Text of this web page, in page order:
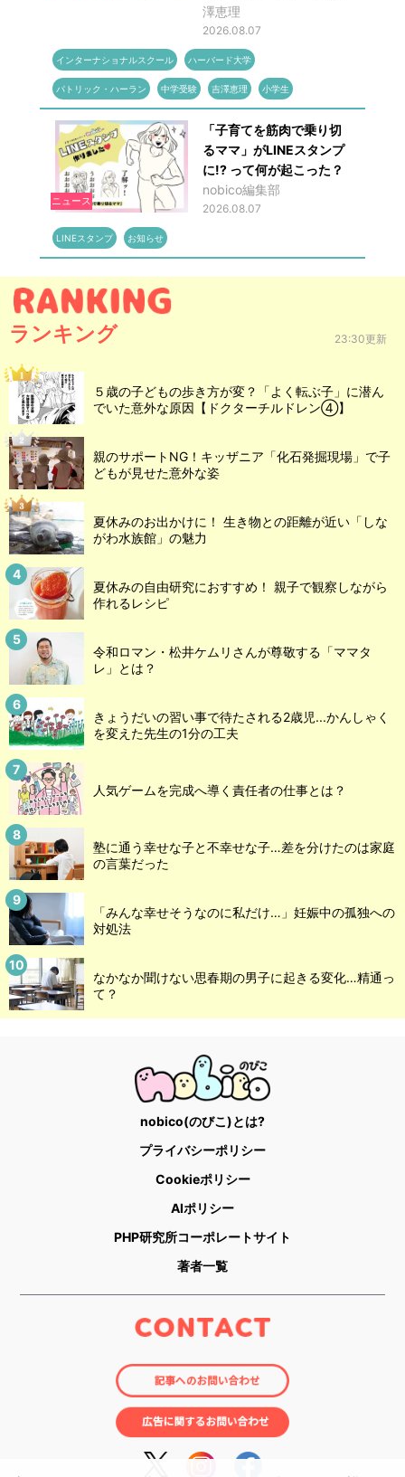
澤恵理
2026.08.07
インターナショナルスクール ハーバード大学
パトリック・ハーラン 中学受験 吉澤恵理 小学生
ニュース
「子育てを筋肉で乗り切
るママ」がLINEスタンプ
に!? って何が起こった？
nobico編集部
2026.08.07
LINEスタンプ お知らせ
ランキング 23:30更新
５歳の子どもの歩き方が変？「よく転ぶ子」に潜ん
でいた意外な原因【ドクターチルドレン④】
親のサポートNG！キッザニア「化石発掘現場」で子
どもが見せた意外な姿
夏休みのお出かけに！ 生き物との距離が近い「しな
がわ水族館」の魅力
夏休みの自由研究におすすめ！ 親子で観察しながら
作れるレシピ
令和ロマン・松井ケムリさんが尊敬する「ママタ
レ」とは？
きょうだいの習い事で待たされる2歳児...かんしゃく
を変えた先生の1分の工夫
人気ゲームを完成へ導く責任者の仕事とは？
塾に通う幸せな子と不幸せな子…差を分けたのは家庭
の言葉だった
「みんな幸せそうなのに私だけ…」妊娠中の孤独への
対処法
なかなか聞けない思春期の男子に起きる変化…精通っ
て？
nobico(のびこ)とは?
プライバシーポリシー
Cookieポリシー
AIポリシー
PHP研究所コーポレートサイト
著者一覧